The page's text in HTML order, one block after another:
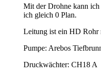
Mit der Drohne kann ich
ich gleich 0 Plan.
Leitung ist ein HD Rohr
Pumpe: Arebos
Druckwächter: CH18 A